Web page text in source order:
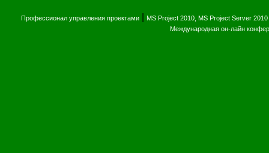
Профессионал управления проектами MS Project 2010, MS Project Server 2010
Международная он-лайн